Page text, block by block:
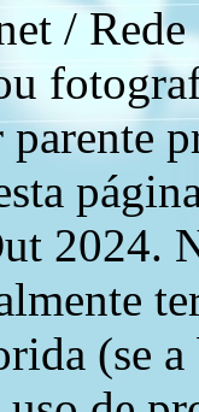
/
parente
2024.
(se